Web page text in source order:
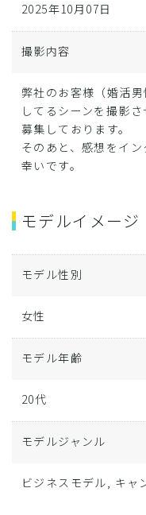
2025年10月07日
撮影内容
弊社のお客様（婚活
してるシーンを撮影
募集しております。
そのあと、感想をイ
幸いです。
モデルイメージ
モデル性別
女性
モデル年齢
20代
モデルジャンル
ビジネスモデル, キャ